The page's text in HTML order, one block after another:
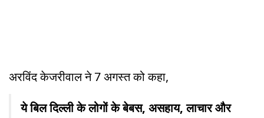
अरविंद केजरीवाल ने 7 अगस्त को कहा,
ये बिल दिल्ली के लोगों के बेबस, असहाय, लाचार और